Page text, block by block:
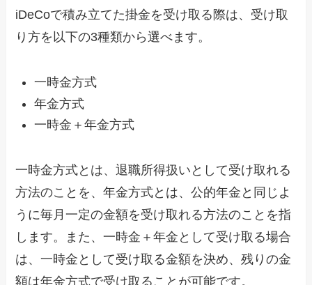
iDeCoで積み立てた掛金を受け取る際は、受け取
り方を以下の3種類から選べます。
一時金方式
年金方式
一時金＋年金方式
一時金方式とは、退職所得扱いとして受け取れる
方法のことを、年金方式とは、公的年金と同じよ
うに毎月一定の金額を受け取れる方法のことを指
します。また、一時金＋年金として受け取る場合
は、一時金として受け取る金額を決め、残りの金
額は年金方式で受け取ることが可能です。